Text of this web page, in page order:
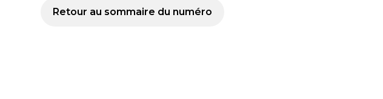
Retour au sommaire du numéro